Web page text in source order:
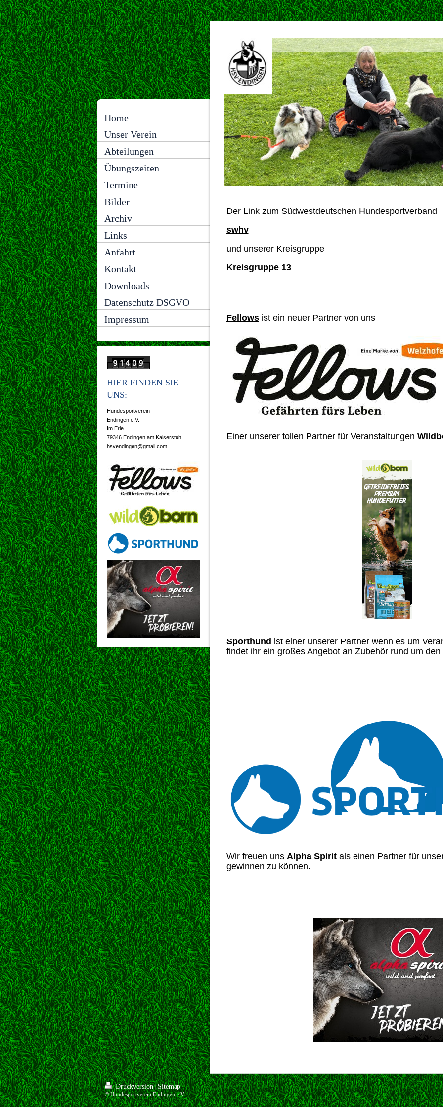
Home
Unser Verein
Abteilungen
Übungszeiten
Termine
Bilder
Archiv
Links
Anfahrt
Kontakt
Downloads
Datenschutz DSGVO
Impressum
HIER FINDEN SIE
UNS:
Hundesportverein
Endingen e.V.
Im Erle
79346 Endingen am Kaiserstuh
hsvendingen@gmail.com
Der Link zum Südwestdeutschen Hundesportverband
swhv
und unserer Kreisgruppe
Kreisgruppe 13
Fellowsist ein neuer Partner von uns
Einer unserer tollen Partner für Veranstaltungen
Sporthund ist einer unserer Partner wenn es um
findet ihr ein großes Angebot an Zubehör rund um
Wir freuen uns Alpha Spiritals einen Partner für
gewinnen zu können.
Druckversion| Sitemap
© Hundesportverein Endingen e.V.